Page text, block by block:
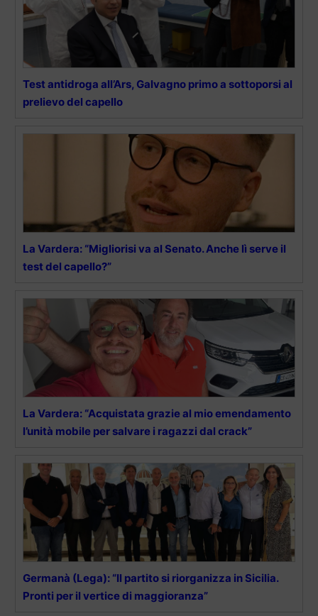
Test antidroga all’Ars, Galvagno primo a sottoporsi al
prelievo del capello
La Vardera: “Migliorisi va al Senato. Anche lì serve il
test del capello?”
La Vardera: “Acquistata grazie al mio emendamento
l’unità mobile per salvare i ragazzi dal crack”
Germanà (Lega): “Il partito si riorganizza in Sicilia.
Pronti per il vertice di maggioranza”